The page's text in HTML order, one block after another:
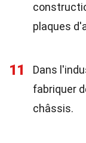
plaques
11
Dans
fabriquer
châssis.